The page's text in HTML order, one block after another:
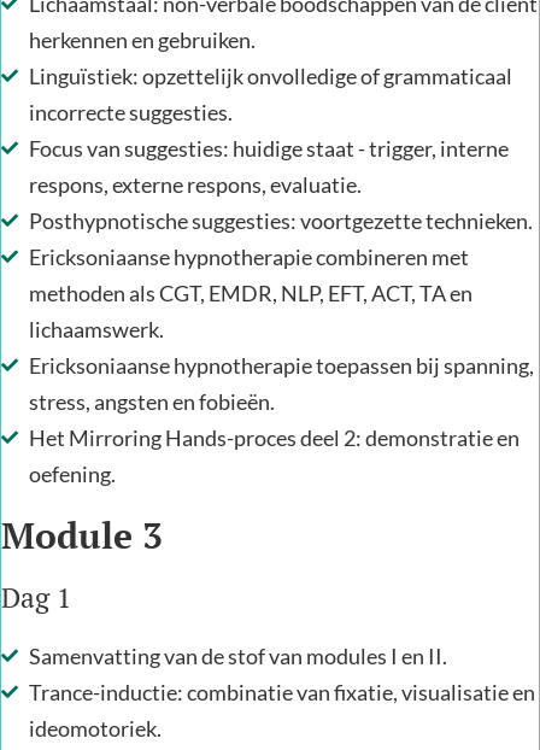
herkennen en gebruiken.
Linguïstiek: opzettelijk onvolledige of grammaticaal
incorrecte suggesties.
Focus van suggesties: huidige staat - trigger, interne
respons, externe respons, evaluatie.
Posthypnotische suggesties: voortgezette technieken.
Ericksoniaanse hypnotherapie combineren met
methoden als CGT, EMDR, NLP, EFT, ACT, TA en
lichaamswerk.
Ericksoniaanse hypnotherapie toepassen bij spanning,
stress, angsten en fobieën.
Het Mirroring Hands-proces deel 2: demonstratie en
oefening.
Module 3
Dag 1
Samenvatting van de stof van modules I en II.
Trance-inductie: combinatie van fixatie, visualisatie en
ideomotoriek.